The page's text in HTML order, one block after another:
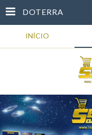
DOTERRA
INÍCIO